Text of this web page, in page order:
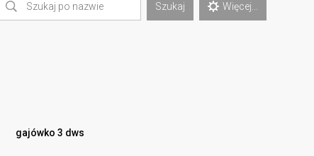
Szukaj Więcej...
gajówko 3 dws